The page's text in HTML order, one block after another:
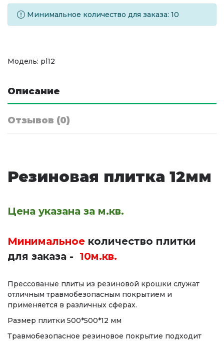
Минимальное количество для заказа: 10
Модель: pl12
Описание
Отзывов (0)
Резиновая плитка 12мм
Цена указана за м.кв.
Минимальное количество плитки
для заказа - 10м.кв.
Прессованые плиты из резиновой крошки служат
отличным травмобезопасным покрытием и
применяется в различных сферах.
Размер плитки 500*500*12 мм
Травмобезопасное резиновое покрытие подходит